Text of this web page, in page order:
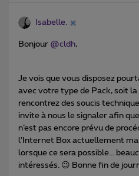
Isabelle.
Bonjour @cldh,
Je vois que vous disposez
avec votre type de Pack, soit la
rencontrez des soucis
invite à nous le signaler afin
n’est pas encore prévu de
l’Internet Box actuellement
lorsque ce sera possible...
intéressés. 😉 Bonne fin de